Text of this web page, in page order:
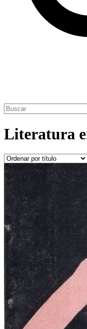
Literatura